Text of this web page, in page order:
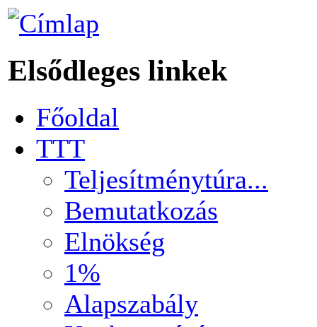
Elsődleges linkek
Főoldal
TTT
Teljesítménytúra...
Bemutatkozás
Elnökség
1%
Alapszabály